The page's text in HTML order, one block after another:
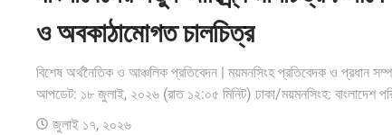
ও অবকাঠামোগত চালচিত্র
বিশেষ অর্থনৈতিক ও আঞ্চলিক প্রতিবেদন | ময়মনসিংহ প্রতিবেদক ও
আপডেট: ১৮ জুলাই, ২০২৬ (রাত ১২:০৫ মিনিট) ঢাকা/ময়মনসিংহ: বাংলাদেশ
জুলাই ১৭, ২০২৬